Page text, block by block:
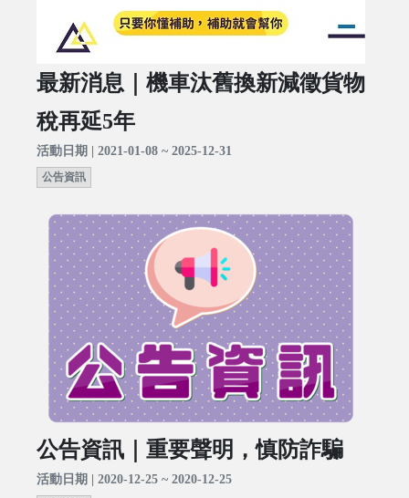
最新消息｜機車汰舊換新減徵貨物
稅再延5年
活動日期 | 2021-01-08 ~ 2025-12-31
公告資訊
公告資訊｜重要聲明，慎防詐騙
活動日期 | 2020-12-25 ~ 2020-12-25